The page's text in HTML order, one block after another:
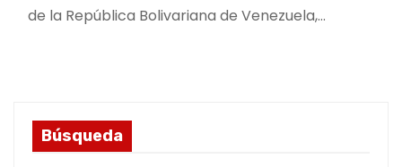
de la República Bolivariana de Venezuela,…
Búsqueda